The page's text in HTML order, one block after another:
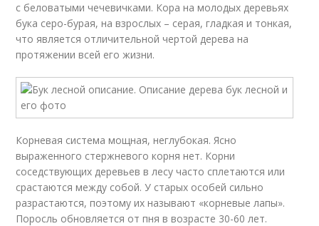
с беловатыми чечевичками. Кора на молодых деревьях
бука серо-бурая, на взрослых – серая, гладкая и тонкая,
что является отличительной чертой дерева на
протяжении всей его жизни.
Корневая система мощная, неглубокая. Ясно
выраженного стержневого корня нет. Корни
соседствующих деревьев в лесу часто сплетаются или
срастаются между собой. У старых особей сильно
разрастаются, поэтому их называют «корневые лапы».
Поросль обновляется от пня в возрасте 30-60 лет.